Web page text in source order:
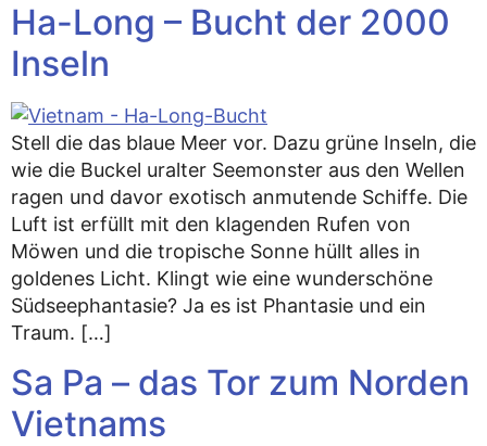
Ha-Long – Bucht der 2000
Inseln
Stell die das blaue Meer vor. Dazu grüne Inseln, die
wie die Buckel uralter Seemonster aus den Wellen
ragen und davor exotisch anmutende Schiffe. Die
Luft ist erfüllt mit den klagenden Rufen von
Möwen und die tropische Sonne hüllt alles in
goldenes Licht. Klingt wie eine wunderschöne
Südseephantasie? Ja es ist Phantasie und ein
Traum. […]
Sa Pa – das Tor zum Norden
Vietnams